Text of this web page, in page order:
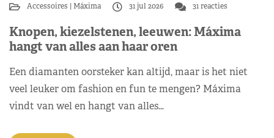
Accessoires Máxima 31 jul 2026 31 reacties
Knopen, kiezelstenen, leeuwen: Máxima
hangt van alles aan haar oren
Een diamanten oorsteker kan altijd, maar is het niet
veel leuker om fashion en fun te mengen? Máxima
vindt van wel en hangt van alles…